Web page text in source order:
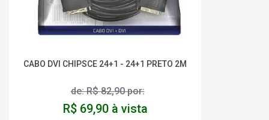
CABO DVI CHIPSCE 24+1 - 24+1 PRETO 2M
de: R$ 82,90 por:
R$ 69,90 à vista